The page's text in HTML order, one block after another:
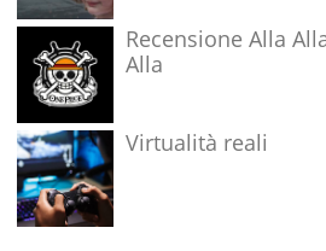
Recensione Alla
Alla
Virtualità reali